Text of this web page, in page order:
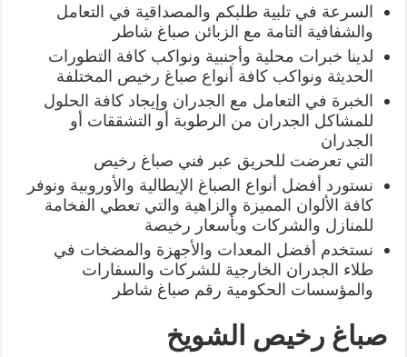
السرعة في تلبية طلبكم والمصداقية في التعامل
والشفافية التامة مع الزبائن صباغ شاطر
لدينا خبرات محلية وأجنبية ونواكب كافة التطورات
الحديثة ونواكب كافة أنواع صباغ رخيص المختلفة
الخبرة في التعامل مع الجدران وإيجاد كافة الحلول
للمشاكل الجدران من الرطوبة أو التشققات أو
الجدران
التي تعرضت للحريق عبر فني صباغ رخيص
نستورد أفضل أنواع الصباغ الإيطالية والأوروبية ونوفر
كافة الألوان المميزة والزاهية والتي تعطي الفخامة
للمنازل والشركات وبأسعار رخيصة
نستخدم أفضل المعدات والأجهزة والمضخات في
طلاء الجدران الخارجية للشركات والسفارات
والمؤسسات الحكومية رقم صباغ شاطر
صباغ رخيص الشويخ